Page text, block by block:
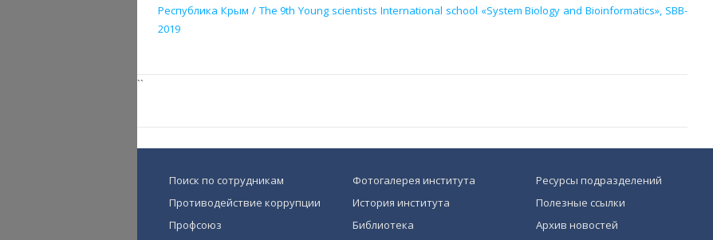
Республика Крым / The 9th Young scientists International school «System Biology and Bioinformatics», SBB-
2019
``
Поиск по сотрудникам
Противодействие коррупции
Профсоюз
Фотогалерея института
История института
Библиотека
Ресурсы подразделений
Полезные ссылки
Архив новостей